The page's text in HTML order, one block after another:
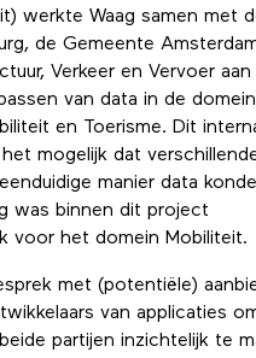
werkte Waag samen met
de Gemeente
Verkeer en Vervoer
van data in de
en Toerisme. Dit
mogelijk dat
manier data
was binnen dit project
voor het domein Mobiliteit.
met (potentiële)
van applicaties
partijen inzichtelijk te